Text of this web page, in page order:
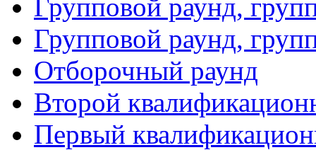
Групповой раунд,
Групповой раунд,
Отборочный раунд
Второй
Первый